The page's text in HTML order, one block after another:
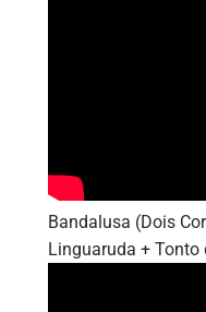
Bandalusa (Dois
Linguaruda + Tonto